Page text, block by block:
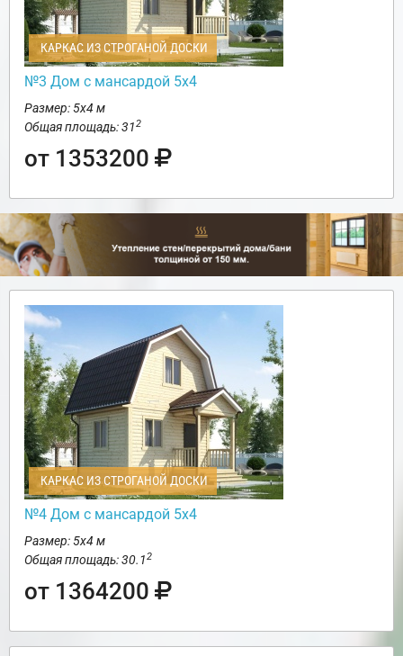
КАРКАС ИЗ СТРОГАНОЙ ДОСКИ
№3 Дом с мансардой 5х4
Размер: 5х4 м
Общая площадь: 312
от 1353200
КАРКАС ИЗ СТРОГАНОЙ ДОСКИ
№4 Дом с мансардой 5х4
Размер: 5х4 м
Общая площадь: 30.12
от 1364200